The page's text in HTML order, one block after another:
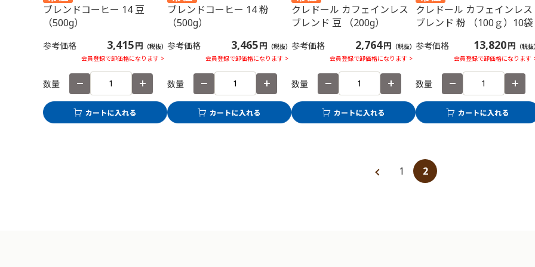
ブレンドコーヒー 14 豆
（500g）
参考価格 3,415円 （税抜）
会員登録で卸価格になります >
数量
ブレンドコーヒー 14 粉
（500g）
参考価格 3,465円 （税抜）
会員登録で卸価格になります >
数量
クレドール カフェインレス
ブレンド 豆 （200g）
参考価格 2,764円 （税抜）
会員登録で卸価格になります >
数量
クレドール カフェインレス
ブレンド 粉 （100ｇ）10袋
参考価格 13,820円 （税
会員登録で卸価格になります
数量
1 2